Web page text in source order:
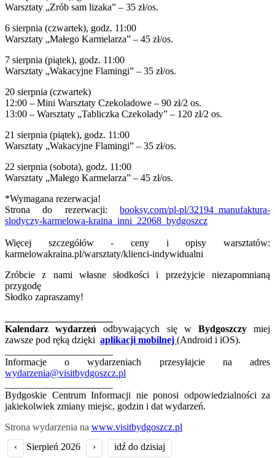
Warsztaty „Zrób sam lizaka” – 35 zł/os.
6 sierpnia (czwartek), godz. 11:00
Warsztaty „Małego Karmelarza” – 45 zł/os.
7 sierpnia (piątek), godz. 11:00
Warsztaty „Wakacyjne Flamingi” – 35 zł/os.
20 sierpnia (czwartek)
12:00 – Mini Warsztaty Czekoladowe – 90 zł/2 os.
13:00 – Warsztaty „Tabliczka Czekolady” – 120 zł/2 os.
21 sierpnia (piątek), godz. 11:00
Warsztaty „Wakacyjne Flamingi” – 35 zł/os.
22 sierpnia (sobota), godz. 11:00
Warsztaty „Małego Karmelarza” – 45 zł/os.
*Wymagana rezerwacja!
Strona do rezerwacji: booksy.com/pl-pl/32194_manufaktura-
slodyczy-karmelowa-kraina_inni_22068_bydgoszcz
Więcej szczegółów - ceny i opisy warsztatów:
karmelowakraina.pl/warsztaty/klienci-indywidualni
Zróbcie z nami własne słodkości i przeżyjcie niezapomnianą
przygodę
Słodko zapraszamy!
Kalendarz wydarzeńodbywających się w Bydgoszczymiej
zawsze pod ręką dzięki aplikacji mobilnej (Android i iOS).
Informacje o wydarzeniach przesyłajcie na adres
wydarzenia@visitbydgoszcz.pl
Bydgoskie Centrum Informacji nie ponosi odpowiedzialności za
jakiekolwiek zmiany miejsc, godzin i dat wydarzeń.
Strona wydarzenia na www.visitbydgoszcz.pl
‹
Sierpień 2026 › idź do dzisiaj